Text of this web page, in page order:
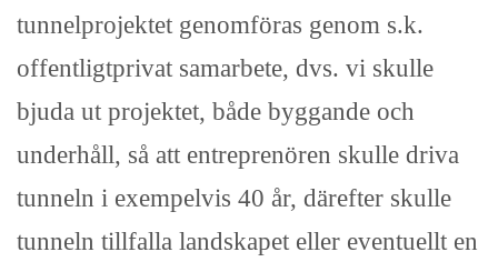
tunnelprojektet genomföras genom s.k.
offentligtprivat samarbete, dvs. vi skulle
bjuda ut projektet, både byggande och
underhåll, så att entreprenören skulle driva
tunneln i exempelvis 40 år, därefter skulle
tunneln tillfalla landskapet eller eventuellt en